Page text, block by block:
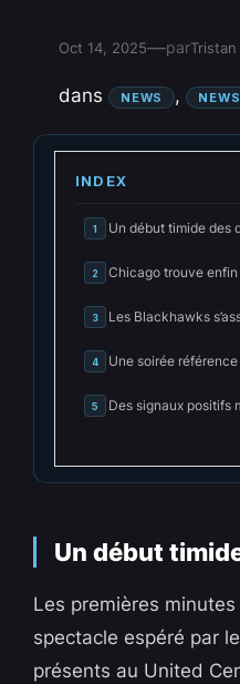
Oct 14, 2025—parTristan
dans NEWS ,
INDEX
1 Un début timide des
2 Chicago trouve
3 Les Blackhawks
4 Une soirée
5 Des signaux positifs
Un début
Les premières
spectacle espéré par
présents au United